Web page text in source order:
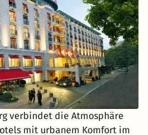
verbindet die Atmosphäre
mit urbanem Komfort im